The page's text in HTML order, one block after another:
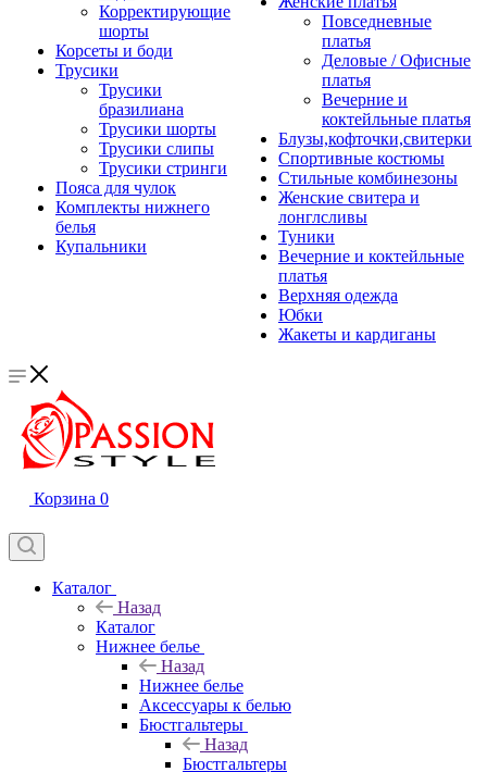
Корректирующие
шорты
Корсеты и боди
Трусики
Трусики
бразилиана
Трусики шорты
Трусики слипы
Трусики стринги
Пояса для чулок
Комплекты нижнего
белья
Купальники
Повседневные
платья
Деловые / Офисные
платья
Вечерние и
коктейльные платья
Блузы,кофточки,свитерки
Спортивные костюмы
Стильные комбинезоны
Женские свитера и
лонглсливы
Туники
Вечерние и коктейльные
платья
Верхняя одежда
Юбки
Жакеты и кардиганы
Корзина 0
Каталог
Назад
Каталог
Нижнее белье
Назад
Нижнее белье
Аксессуары к белью
Бюстгальтеры
Назад
Бюстгальтеры